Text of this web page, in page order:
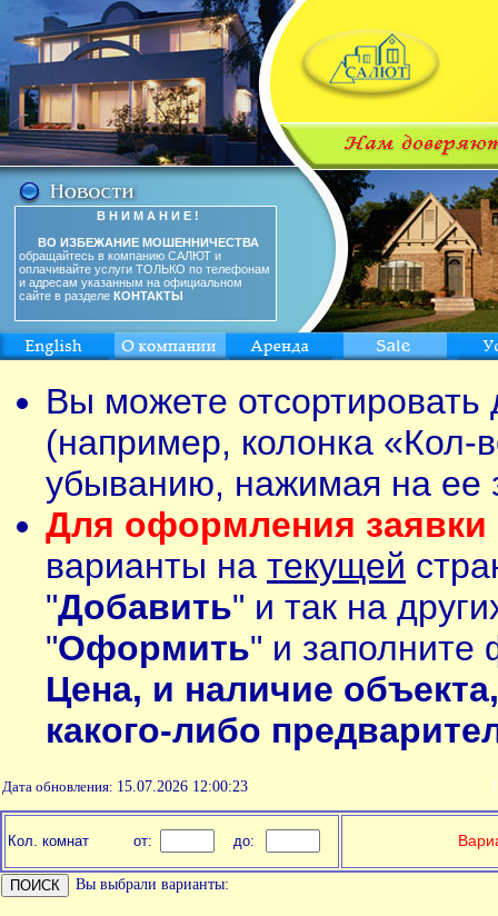
В Н И М А Н И Е !
ВО ИЗБЕЖАНИЕ МОШЕННИЧЕСТВА
обращайтесь в компанию САЛЮТ и
оплачивайте услуги ТОЛЬКО по телефонам
и адресам указанным на официальном
сайте в разделе КОНТАКТЫ
Вы можете
(например, колонка «Кол-
убыванию, нажимая на ее
Для оформления заявки
варианты на текущей
"Добавить" и так на
"Оформить" и заполните
Цена, и наличие
какого-либо
Дата обновления: 15.07.2026 12:00:23
Кол. комнат от: до:
Вы выбрали варианты: